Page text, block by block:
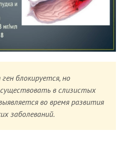
блокируется, но
в слизистых
во время развития
заболеваний.